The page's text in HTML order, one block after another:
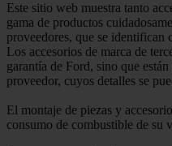
Este sitio web muestra tanto
gama de productos
proveedores, que se identifican
Los accesorios de marca de
garantía de Ford, sino que
proveedor, cuyos detalles se
El montaje de piezas y
consumo de combustible de su